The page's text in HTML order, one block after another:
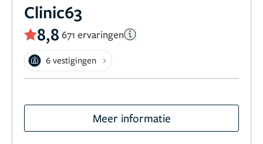
Clinic63
8,8 671 ervaringen
6 vestigingen
Meer informatie